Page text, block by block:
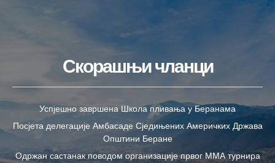
Скорашњи чланци
Успјешно завршена Школа пливања у Беранама
Посјета делегације Амбасаде Сједињених Америчких Држава
Општини Беране
Одржан састанак поводом организације првог ММА турнира